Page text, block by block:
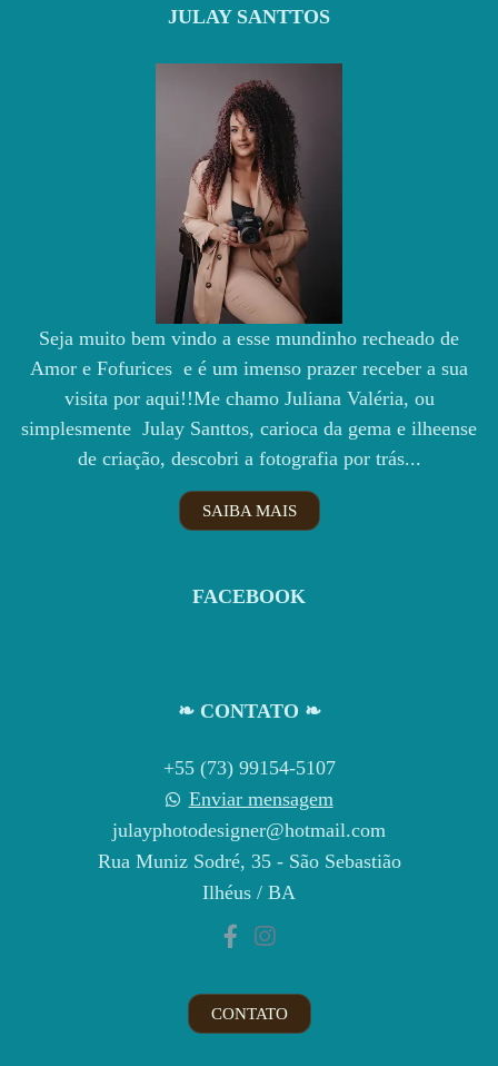
JULAY SANTTOS
Seja muito bem vindo a esse mundinho recheado de
Amor e Fofurices e é um imenso prazer receber a sua
visita por aqui!!Me chamo Juliana Valéria, ou
simplesmente Julay Santtos, carioca da gema e ilheense
de criação, descobri a fotografia por trás...
SAIBA MAIS
FACEBOOK
❧ CONTATO ❧
+55 (73) 99154-5107
Enviar mensagem
julayphotodesigner@hotmail.com
Rua Muniz Sodré, 35 - São Sebastião
Ilhéus / BA
CONTATO